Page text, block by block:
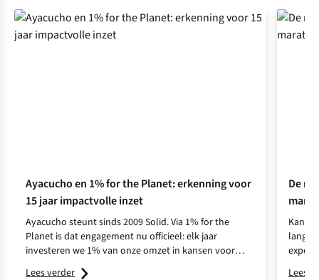
Ayacucho en 1% for the Planet: erkenning voor
15 jaar impactvolle inzet
Ayacucho steunt sinds 2009 Solid. Via 1% for the
Planet is dat engagement nu officieel: elk jaar
investeren we 1% van onze omzet in kansen voor
mensen in kwetsbare gemeenschappen.
Lees verder
De
Kan ik
lang
expert
Lees